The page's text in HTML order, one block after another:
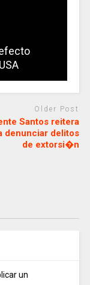
Older Post
Santos reitera
denunciar delitos
de extorsi�n
un